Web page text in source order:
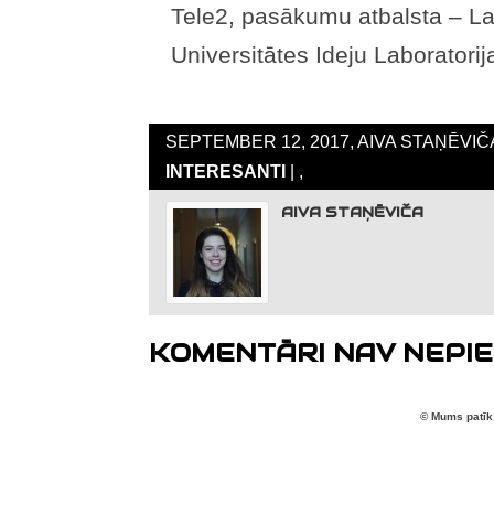
Tele2, pasākumu atbalsta –
Universitātes Ideju
SEPTEMBER 12, 2017, AIVA
INTERESANTI
| ,
AIVA STAŅĒVIČA
KOMENTĀRI NAV
© Mums